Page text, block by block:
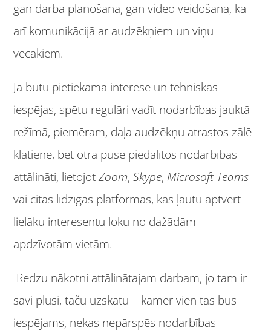
gan darba plānošanā, gan video veidošanā, kā
arī komunikācijā ar audzēkņiem un viņu
vecākiem.
Ja būtu pietiekama interese un tehniskās
iespējas, spētu regulāri vadīt nodarbības jauktā
režīmā, piemēram, daļa audzēkņu atrastos zālē
klātienē, bet otra puse piedalītos nodarbībās
attālināti, lietojotZoom,Skype, Microsoft Teams
vai citas līdzīgas platformas, kas ļautu aptvert
lielāku interesentu loku no dažādām
apdzīvotām vietām.
Redzu nākotni attālinātajam darbam, jo tam ir
savi plusi, taču uzskatu – kamēr vien tas būs
iespējams, nekas nepārspēs nodarbības